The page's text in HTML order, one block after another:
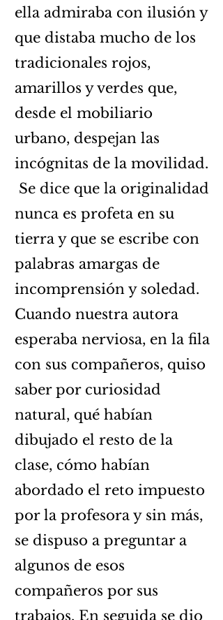
ella admiraba con ilusión y
que distaba mucho de los
tradicionales rojos,
amarillos y verdes que,
desde el mobiliario
urbano, despejan las
incógnitas de la movilidad.
Se dice que la originalidad
nunca es profeta en su
tierra y que se escribe con
palabras amargas de
incomprensión y soledad.
Cuando nuestra autora
esperaba nerviosa, en la fila
con sus compañeros, quiso
saber por curiosidad
natural, qué habían
dibujado el resto de la
clase, cómo habían
abordado el reto impuesto
por la profesora y sin más,
se dispuso a preguntar a
algunos de esos
compañeros por sus
trabajos. En seguida se dio